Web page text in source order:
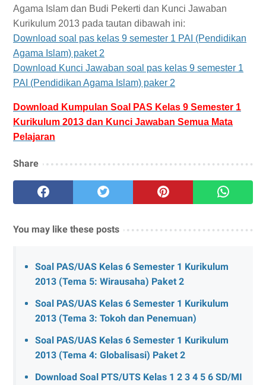
Agama Islam dan Budi Pekerti dan Kunci Jawaban
Kurikulum 2013 pada tautan dibawah ini:
Download soal pas kelas 9 semester 1 PAI (Pendidikan
Agama Islam) paket 2
Download Kunci Jawaban soal pas kelas 9 semester 1
PAI (Pendidikan Agama Islam) paker 2
Download Kumpulan Soal PAS Kelas 9 Semester 1
Kurikulum 2013 dan Kunci Jawaban Semua Mata
Pelajaran
Share
You may like these posts
Soal PAS/UAS Kelas 6 Semester 1 Kurikulum
2013 (Tema 5: Wirausaha) Paket 2
Soal PAS/UAS Kelas 6 Semester 1 Kurikulum
2013 (Tema 3: Tokoh dan Penemuan)
Soal PAS/UAS Kelas 6 Semester 1 Kurikulum
2013 (Tema 4: Globalisasi) Paket 2
Download Soal PTS/UTS Kelas 1 2 3 4 5 6 SD/MI